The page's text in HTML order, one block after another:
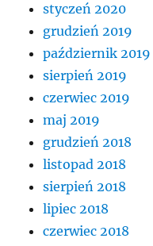
styczeń 2020
grudzień 2019
październik 2019
sierpień 2019
czerwiec 2019
maj 2019
grudzień 2018
listopad 2018
sierpień 2018
lipiec 2018
czerwiec 2018